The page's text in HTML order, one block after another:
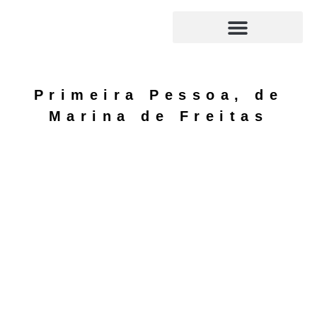
Primeira Pessoa, de
Marina de Freitas